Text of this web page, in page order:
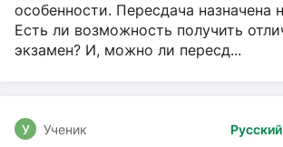
особенности. Пересдача назначена
Есть ли возможность получить
экзамен? И, можно ли пересд...
У Ученик